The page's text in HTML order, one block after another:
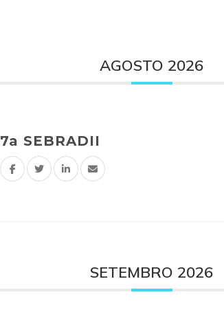
AGOSTO 2026
7a SEBRADII
SETEMBRO 2026